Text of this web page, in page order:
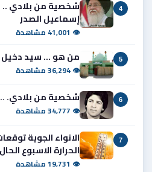
4
شخصية من بلادي ..
إسماعيل الصدر
👁 41,001 مشاهدة
5 من هو ... سيد دخيل
👁 36,294 مشاهدة
6 شخصية من بلادي. ...
👁 34,777 مشاهدة
7
الانواء الجوية
الحرارة الاسبوع الحال
👁 19,731 مشاهدة